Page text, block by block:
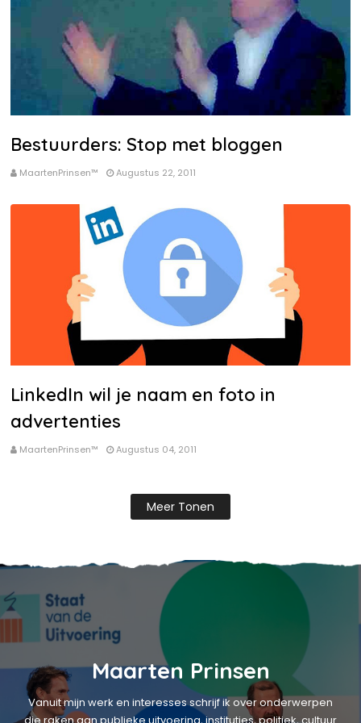
Bestuurders: Stop met bloggen
MaartenPrinsen™ Augustus 22, 2011
LinkedIn wil je naam en foto in
advertenties
MaartenPrinsen™ Augustus 04, 2011
Meer Tonen
Maarten Prinsen
Vanuit mijn werk en interesses schrijf ik over onderwerpen